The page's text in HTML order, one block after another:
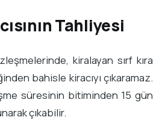
Tahliyesi
kiralayan sırf kıra
bahisle kiracıyı çıkaramaz.
süresinin bitiminden 15 gün
çıkabilir.